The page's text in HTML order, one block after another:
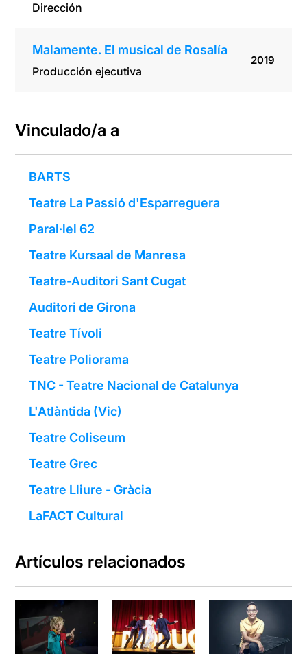
Dirección
Malamente. El musical de Rosalía
Producción ejecutiva
2019
Vinculado/a a
BARTS
Teatre La Passió d'Esparreguera
Paral·lel 62
Teatre Kursaal de Manresa
Teatre-Auditori Sant Cugat
Auditori de Girona
Teatre Tívoli
Teatre Poliorama
TNC - Teatre Nacional de Catalunya
L'Atlàntida (Vic)
Teatre Coliseum
Teatre Grec
Teatre Lliure - Gràcia
LaFACT Cultural
Artículos relacionados